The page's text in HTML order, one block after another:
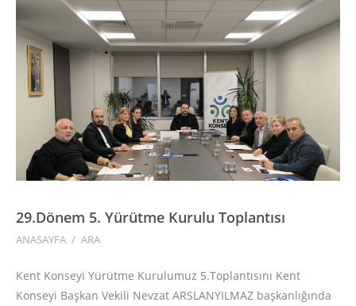
29.Dönem 5. Yürütme Kurulu Toplantısı
ANASAYFA / ARA
Kent Konseyi Yürütme Kurulumuz 5.Toplantısını Kent
Konseyi Başkan Vekili Nevzat ARSLANYILMAZ başkanlığında